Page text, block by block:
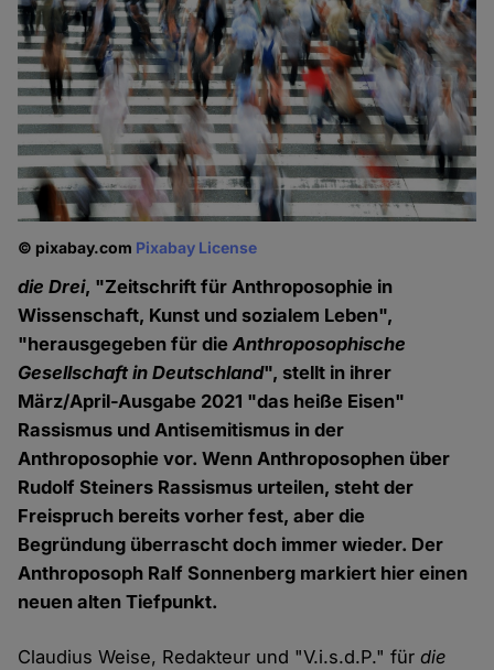
© pixabay.com Pixabay License
die Drei, "Zeitschrift für Anthroposophie in
Wissenschaft, Kunst und sozialem Leben",
"herausgegeben für dieAnthroposophische
Gesellschaft in Deutschland", stellt in ihrer
März/April-Ausgabe 2021 "das heiße Eisen"
Rassismus und Antisemitismus in der
Anthroposophie vor. Wenn Anthroposophen über
Rudolf Steiners Rassismus urteilen, steht der
Freispruch bereits vorher fest, aber die
Begründung überrascht doch immer wieder. Der
Anthroposoph Ralf Sonnenberg markiert hier einen
neuen alten Tiefpunkt.
Claudius Weise, Redakteur und "V.i.s.d.P." fürdie